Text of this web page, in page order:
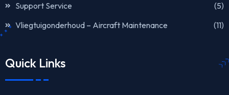
Support Service
(5)
Vliegtuigonderhoud – Aircraft Maintenance
(11)
Quick Links